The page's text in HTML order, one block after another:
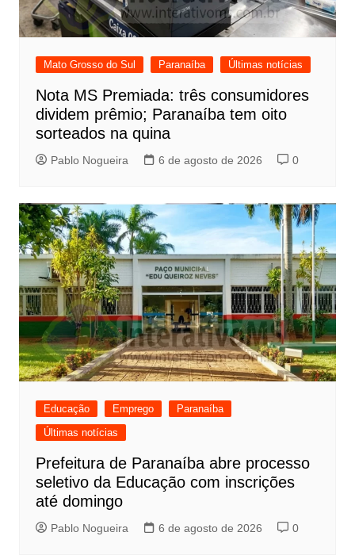
Mato Grosso do Sul Paranaíba Últimas notícias
Nota MS Premiada: três consumidores
dividem prêmio; Paranaíba tem oito
sorteados na quina
Pablo Nogueira 6 de agosto de 2026 0
Educação Emprego
Paranaíba
Últimas notícias
Prefeitura de Paranaíba abre processo
seletivo da Educação com inscrições
até domingo
Pablo Nogueira 6 de agosto de 2026 0